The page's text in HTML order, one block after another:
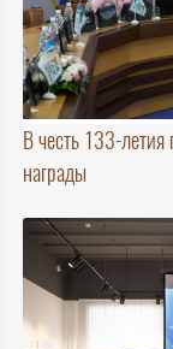
В честь 133-
награды